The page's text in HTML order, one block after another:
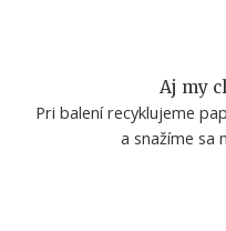
Aj my
Pri balení recyklujeme
a snažíme sa